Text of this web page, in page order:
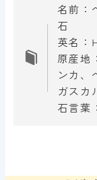
名前：
石
英名：
原産地
ンカ、
ガスカ
石言葉